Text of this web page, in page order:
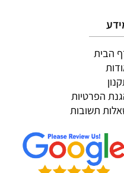
הפרטיות
תשובות